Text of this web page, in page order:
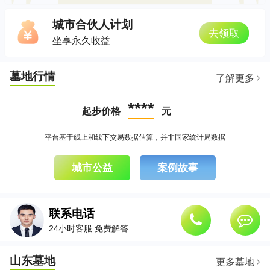
城市合伙人计划
坐享永久收益
去领取
墓地行情 了解更多
起步价格 **** 元
平台基于线上和线下交易数据估算，并非国家统计局数据
城市公益 案例故事
联系电话
24小时客服 免费解答
山东墓地 更多墓地